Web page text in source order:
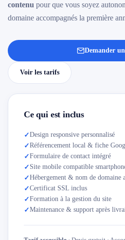
contenu pour que vous soyez
domaine accompagnés la première
Demander
Voir les tarifs
Ce qui est inclus
✓Design responsive personnalisé
✓Référencement local & fiche
✓Formulaire de contact intégré
✓ Site mobile compatible
✓Hébergement & nom de domaine
✓Certificat SSL inclus
✓Formation à la gestion du site
✓Maintenance & support après